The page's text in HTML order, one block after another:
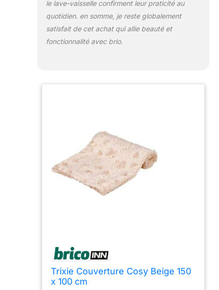
le lave-vaisselle confirment leur praticité au
quotidien. en somme, je reste globalement
satisfait de cet achat qui allie beauté et
fonctionnalité avec brio.
Trixie Couverture Cosy Beige 150
x 100 cm